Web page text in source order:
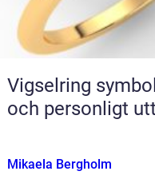
Vigselring symbol, hantverk
och personligt
Mikaela Bergholm